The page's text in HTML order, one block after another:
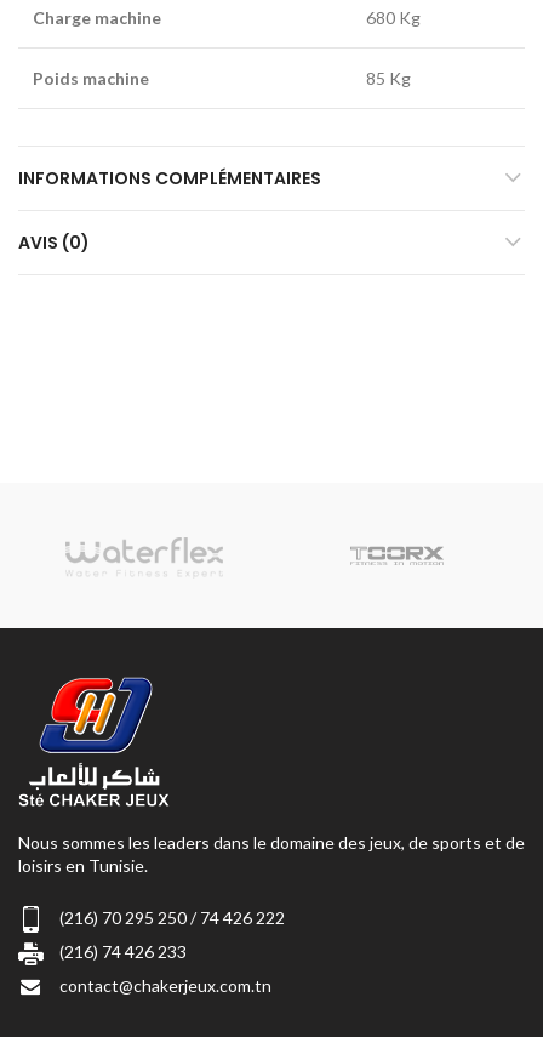
Charge machine 680 Kg
Poids machine 85 Kg
INFORMATIONS COMPLÉMENTAIRES
AVIS (0)
Nous sommes les leaders dans le domaine des jeux, de sports et de
loisirs en Tunisie.
(216) 70 295 250 / 74 426 222
(216) 74 426 233
contact@chakerjeux.com.tn